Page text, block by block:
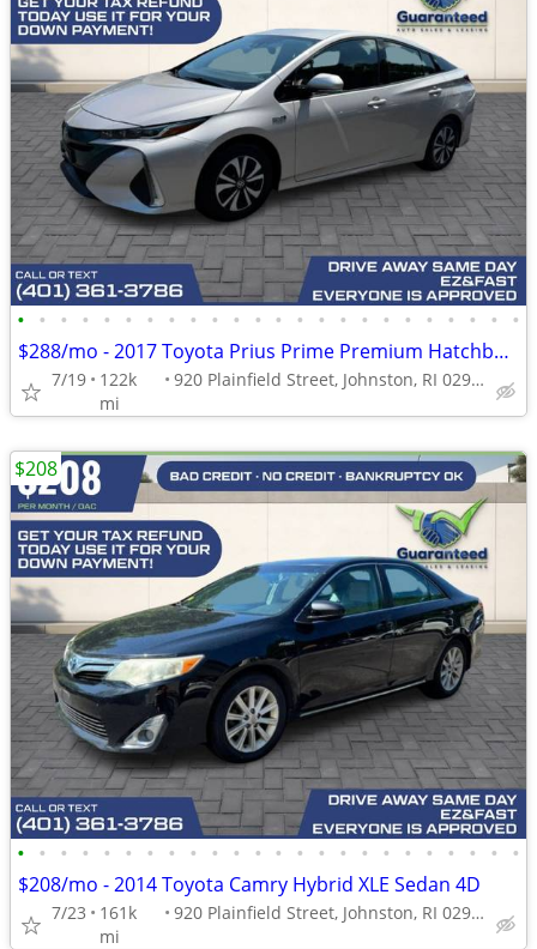
• • • • • • • • • • • • • • • • • • • • • • • •
$288/mo - 2017 Toyota Prius Prime Premium Hatchback 4D
7/19
122k
mi
920 Plainfield Street, Johnston, RI 02919
• • • • • • • • • • • • • • • • • • • • • • • •
$208/mo - 2014 Toyota Camry Hybrid XLE Sedan 4D
7/23
161k
mi
920 Plainfield Street, Johnston, RI 02919
$208